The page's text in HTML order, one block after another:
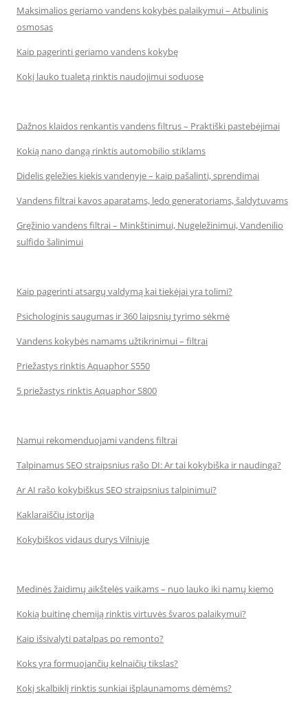
Maksimalios geriamo vandens kokybės palaikymui – Atbulinis
osmosas
Kaip pagerinti geriamo vandens kokybę
Kokį lauko tualetą rinktis naudojimui soduose
Dažnos klaidos renkantis vandens filtrus – Praktiški pastebėjimai
Kokią nano dangą rinktis automobilio stiklams
Didelis geležies kiekis vandenyje – kaip pašalinti, sprendimai
Vandens filtrai kavos aparatams, ledo generatoriams, šaldytuvams
Gręžinio vandens filtrai – Minkštinimui, Nugeležinimui, Vandenilio
sulfido šalinimui
Kaip pagerinti atsargų valdymą kai tiekėjai yra tolimi?
Psichologinis saugumas ir 360 laipsnių tyrimo sėkmė
Vandens kokybės namams užtikrinimui – filtrai
Priežastys rinktis Aquaphor S550
5 priežastys rinktis Aquaphor S800
Namui rekomenduojami vandens filtrai
Talpinamus SEO straipsnius rašo DI: Ar tai kokybiška ir naudinga?
Ar AI rašo kokybiškus SEO straipsnius talpinimui?
Kaklaraiščių istorija
Kokybiškos vidaus durys Vilniuje
Medinės žaidimų aikštelės vaikams – nuo lauko iki namų kiemo
Kokią buitinę chemiją rinktis virtuvės švaros palaikymui?
Kaip išsivalyti patalpas po remonto?
Koks yra formuojančių kelnaičių tikslas?
Kokį skalbiklį rinktis sunkiai išplaunamoms dėmėms?